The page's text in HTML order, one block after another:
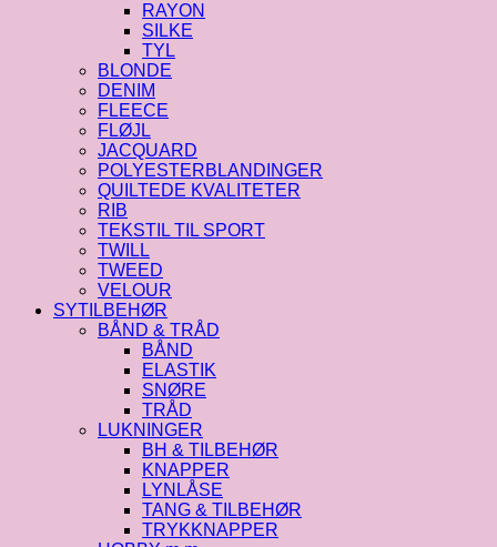
RAYON
SILKE
TYL
BLONDE
DENIM
FLEECE
FLØJL
JACQUARD
POLYESTERBLANDINGER
QUILTEDE KVALITETER
RIB
TEKSTIL TIL SPORT
TWILL
TWEED
VELOUR
SYTILBEHØR
BÅND & TRÅD
BÅND
ELASTIK
SNØRE
TRÅD
LUKNINGER
BH & TILBEHØR
KNAPPER
LYNLÅSE
TANG & TILBEHØR
TRYKKNAPPER